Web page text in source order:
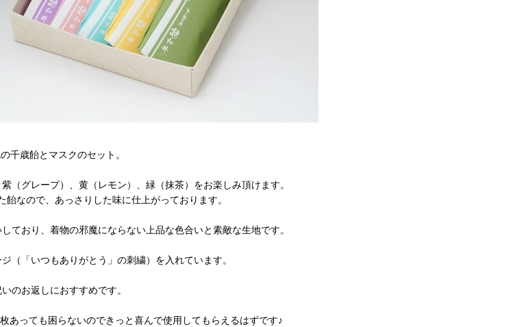
千歳飴とマスクのセット。
（グレープ）、黄（レモン）、緑（抹茶）をお楽しみ頂けます。
飴なので、あっさりした味に仕上がっております。
ており、着物の邪魔にならない上品な色合いと素敵な生地です。
（「いつもありがとう」の刺繍）を入れています。
のお返しにおすすめです。
あっても困らないのできっと喜んで使用してもらえるはずです♪